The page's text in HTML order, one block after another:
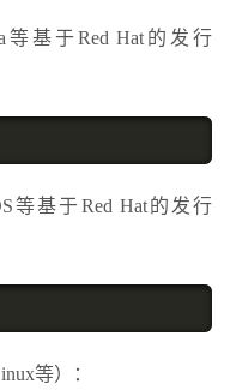
等基于Red Hat的发行
等基于Red Hat的发行
等）：